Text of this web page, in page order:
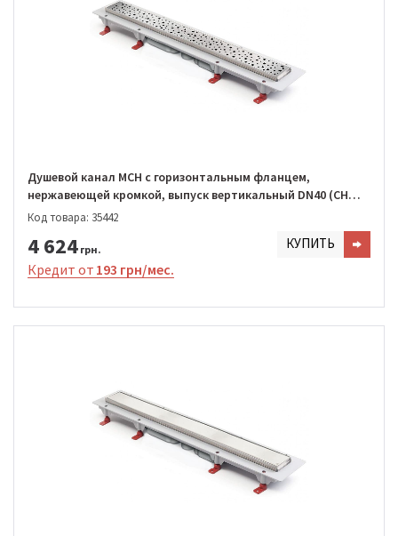
Душевой канал MCH с горизонтальным фланцем,
нержавеющей кромкой, выпуск вертикальный DN40 (CH
650/S40 SN1)
Код товара: 35442
4 624 грн. КУПИТЬ
Кредит от 193 грн/мес.